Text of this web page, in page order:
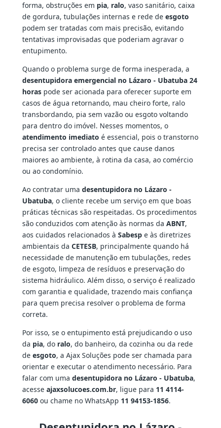
forma, obstruções em pia, ralo, vaso sanitário, caixa
de gordura, tubulações internas e rede de esgoto
podem ser tratadas com mais precisão, evitando
tentativas improvisadas que poderiam agravar o
entupimento.
Quando o problema surge de forma inesperada, a
desentupidora emergencial no Lázaro - Ubatuba 24
horaspode ser acionada para oferecer suporte em
casos de água retornando, mau cheiro forte, ralo
transbordando, pia sem vazão ou esgoto voltando
para dentro do imóvel. Nesses momentos, o
atendimento imediato é essencial, pois o transtorno
precisa ser controlado antes que cause danos
maiores ao ambiente, à rotina da casa, ao comércio
ou ao condomínio.
Ao contratar uma desentupidora no Lázaro -
Ubatuba, o cliente recebe um serviço em que boas
práticas técnicas são respeitadas. Os procedimentos
são conduzidos com atenção às normas da ABNT,
aos cuidados relacionados à Sabespe às diretrizes
ambientais da CETESB, principalmente quando há
necessidade de manutenção em tubulações, redes
de esgoto, limpeza de resíduos e preservação do
sistema hidráulico. Além disso, o serviço é realizado
com garantia e qualidade, trazendo mais confiança
para quem precisa resolver o problema de forma
correta.
Por isso, se o entupimento está prejudicando o uso
da pia, do ralo, do banheiro, da cozinha ou da rede
de esgoto, a Ajax Soluções pode ser chamada para
orientar e executar o atendimento necessário. Para
falar com uma desentupidora no Lázaro - Ubatuba,
acesse ajaxsolucoes.com.br, ligue para 11 4114-
6060ou chame no WhatsApp 11 94153-1856.